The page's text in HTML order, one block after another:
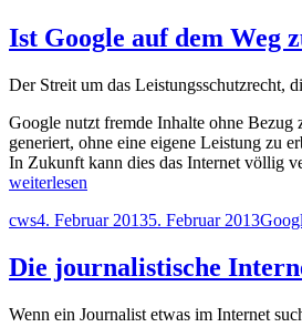
Ist Google auf dem Weg
Der Streit um das Leistungsschutzrecht,
Google nutzt fremde Inhalte ohne Bezug
generiert, ohne eine eigene Leistung zu
In Zukunft kann dies das Internet völlig
„Ist
auf
Weg
zum
weiterlesen
Autor
cwsVeröffentlicht
4. Februar 20135. Februar 2013
Die journalistische
Wenn ein Journalist etwas im Internet